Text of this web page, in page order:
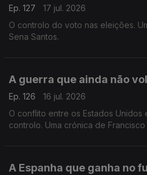
Ep. 127
17 jul. 2026
O controlo do voto nas eleições.
Sena Santos.
A guerra que ainda não
Ep. 126
16 jul. 2026
O conflito entre os Estados
controlo. Uma crónica de Francisco
A Espanha que ganha no